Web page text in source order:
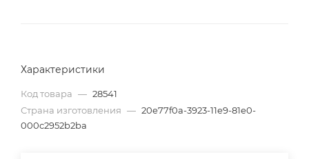
Характеристики
Код товара — 28541
Страна изготовления — 20e77f0a-3923-11e9-81e0-
000c2952b2ba